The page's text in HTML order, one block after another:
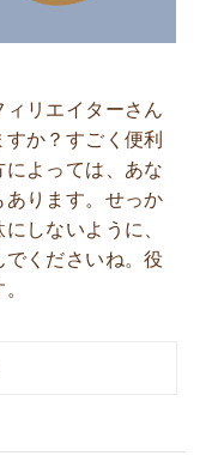
リエイターさん
か？すごく便利
よっては、あな
ります。せっか
しないように、
くださいね。役